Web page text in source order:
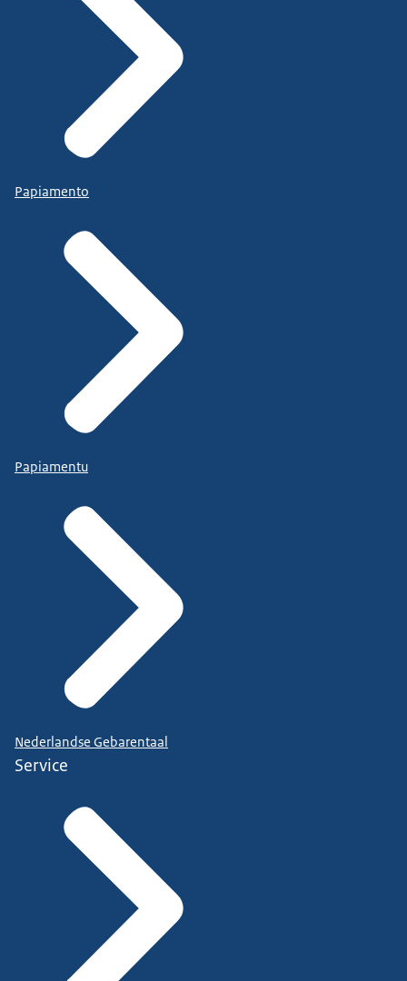
Papiamento
Papiamentu
Nederlandse Gebarentaal
Service